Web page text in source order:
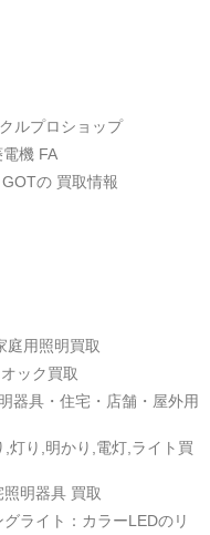
ルプロショップ
機 FA
の 買取情報
庭用照明買取
ック買取
器具・住宅・店舗・屋外用
灯り,明かり,電灯,ライト買
明器具 買取
ライト：カラーLEDのリ